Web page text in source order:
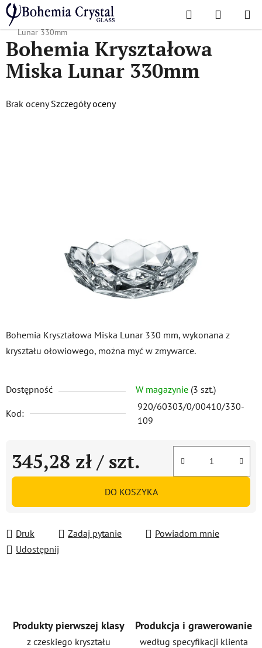
Przejść
do
treści
Szukaj KOSZYK
Home
/ Popularne kolekcje / Księżycowy
Bohemia Kryształowa Miska
Lunar 330mm
Bohemia Kryształowa Miska Lunar 330 mm, wykonana z
kryształu ołowiowego, można myć w zmywarce.
Dostępność W magazynie (3 szt.)
Kod:
920/60303/0/00410/330-
109
345,28 zł / szt.
Cena jednostkowa:
DO KOSZYKA
Druk Zadaj pytanie
Powiadom mnie
Udostępnij
Bohemia Kryształowa
Miska Lunar 330mm
Średnia
Brak oceny Szczegóły oceny
Produkty pierwszej klasy
z czeskiego kryształu
Produkcja i grawerowanie
według specyfikacji klienta